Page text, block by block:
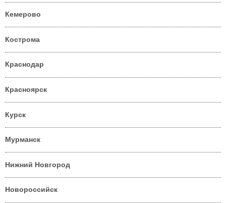
Кемерово
Кострома
Краснодар
Красноярск
Курск
Мурманск
Нижний Новгород
Новороссийск